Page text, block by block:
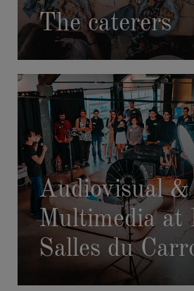
The caterers
Audiovisual &
Multimedia at
Salles du